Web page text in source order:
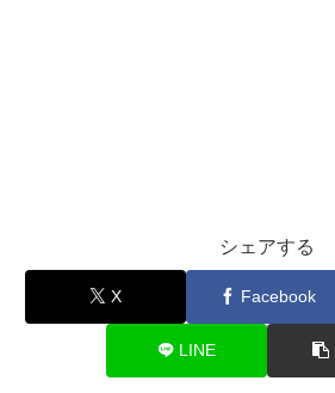
シェアする
X Facebook
LINE